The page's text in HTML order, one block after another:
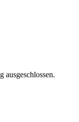
ausgeschlossen.